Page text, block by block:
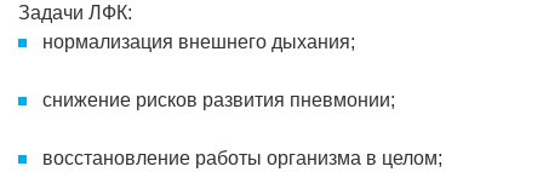
Задачи ЛФК:
нормализация внешнего дыхания;
снижение рисков развития пневмонии;
восстановление работы организма в целом;